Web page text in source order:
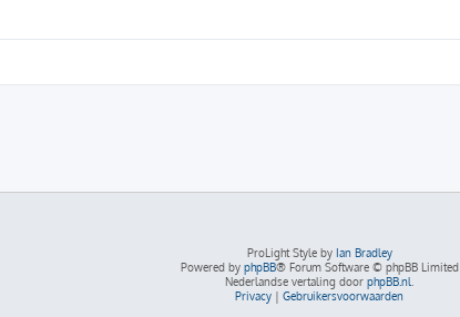
ProLight Style by Ian Bradley
Powered by phpBB® Forum Software © phpBB Limited
Nederlandse vertaling door phpBB.nl
Privacy | Gebruikersvoorwaarden